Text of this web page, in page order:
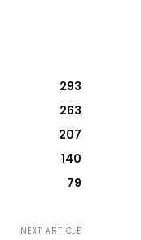
293
263
207
140
79
NEXT ARTICLE